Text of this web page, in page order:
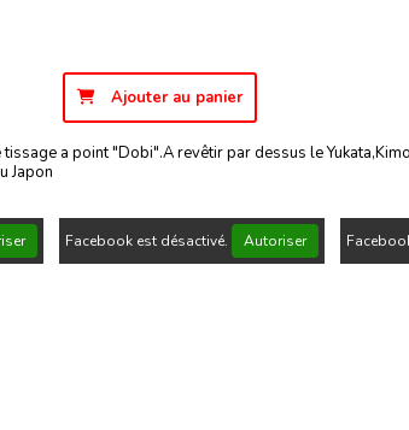
Ajouter au panier
a point "Dobi".A revêtir par dessus le
Japon
Facebook est désactivé. Autoriser